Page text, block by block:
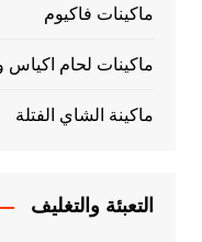
ماكينات فاكيوم
ماكينات لحام اكياس
ماكينة الشاي الفتلة
التعبئة والتغليف